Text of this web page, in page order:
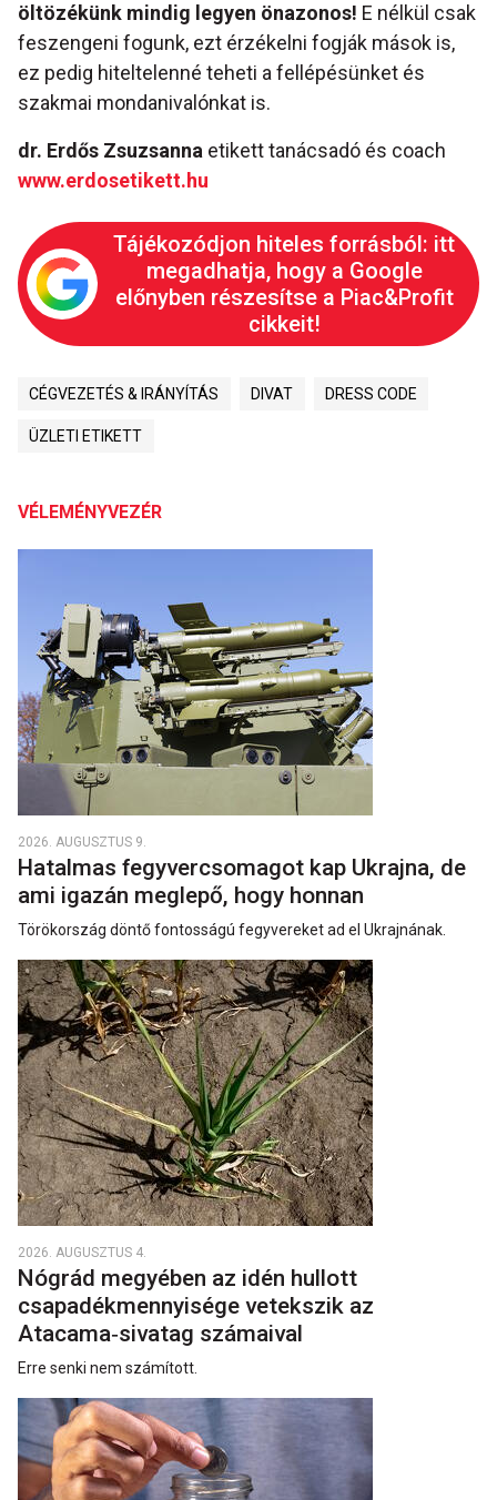
öltözékünk mindig legyen önazonos! E nélkül csak
feszengeni fogunk, ezt érzékelni fogják mások is,
ez pedig hiteltelenné teheti a fellépésünket és
szakmai mondanivalónkat is.
dr. Erdős Zsuzsanna etikett tanácsadó és coach
www.erdosetikett.hu
Tájékozódjon hiteles forrásból: itt
megadhatja, hogy a Google
előnyben részesítse a Piac&Profit
cikkeit!
CÉGVEZETÉS & IRÁNYÍTÁS DIVAT DRESS CODE
ÜZLETI ETIKETT
VÉLEMÉNYVEZÉR
2026. AUGUSZTUS 9.
Hatalmas fegyvercsomagot kap Ukrajna, de
ami igazán meglepő, hogy honnan
Törökország döntő fontosságú fegyvereket ad el Ukrajnának.
2026. AUGUSZTUS 4.
Nógrád megyében az idén hullott
csapadékmennyisége vetekszik az
Atacama‑sivatag számaival
Erre senki nem számított.